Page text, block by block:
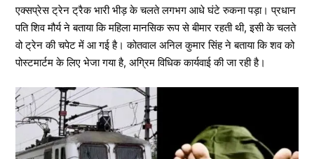
एक्सप्रेस ट्रेन ट्रैक भारी भीड़ के चलते लगभग आधे घंटे रुकना पड़ा। प्रधान
पति शिव मौर्य ने बताया कि महिला मानसिक रूप से बीमार रहती थी, इसी के चलते
वो ट्रेन की चपेट में आ गई है। कोतवाल अनिल कुमार सिंह ने बताया कि शव को
पोस्टमार्टम के लिए भेजा गया है, अग्रिम विधिक कार्यवाई की जा रही है।